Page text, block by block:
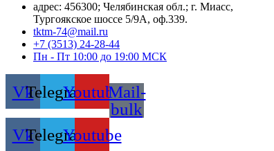
адрес: 456300; Челябинская обл.; г. Миасс,
Тургоякское шоссе 5/9А, оф.339.
tktm-74@mail.ru
+7 (3513) 24-28-44
Пн - Пт 10:00 до 19:00 МСК
VkTelegramYoutubeMail-
bulk
VkTelegramYoutube